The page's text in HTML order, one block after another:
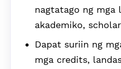
nagtatago ng mga
akademiko,
Dapat suriin ng
mga credits,